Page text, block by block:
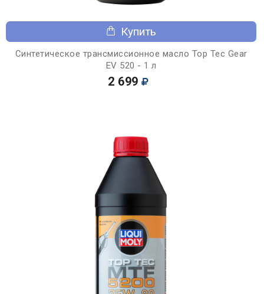
Купить
Синтетическое трансмиссионное масло Top Tec Gear
EV 520 - 1 л
2 699